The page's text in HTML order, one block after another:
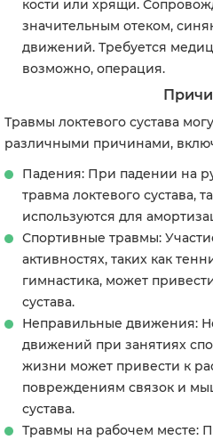
кости или хрящи.
значительным отеком,
движений. Требуется
возможно, операция.
Травмы локтевого сустава
различными причинами,
Падения: При падении на
травма локтевого сустава,
используются для
Спортивные травмы:
активностях, таких как
гимнастика, может
сустава.
Неправильные движения:
движений при занятиях
жизни может привести к
повреждениям связок и
сустава.
Травмы на рабочем месте: